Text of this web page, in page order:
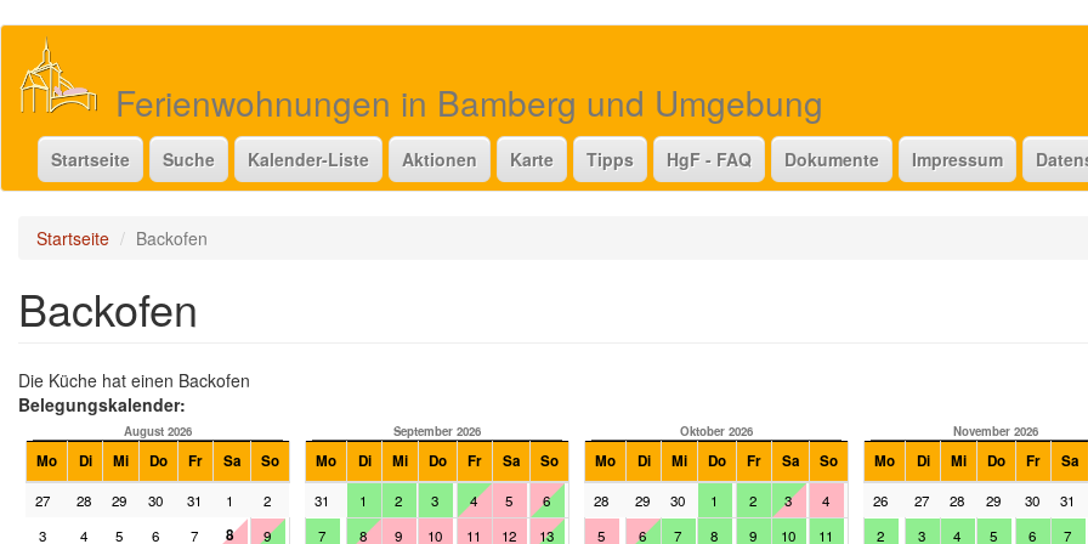
Direkt
Inhalt
Ferienwohnungen in Bamberg und Umgebung
Startseite Suche Kalender-Liste Aktionen Karte Tipps HgF - FAQ Dokumente Impressum
Startseite Backofen
Backofen
Die Küche hat einen Backofen
Belegungskalender:
August 2026
Mo Di Mi Do Fr Sa So
27 28 29 30 31 1
2
3
4 5 6 7 8
9
September 2026
Mo Di Mi Do Fr Sa So
31 1 2 3 4 5
6
7
8 9 10 11 12
13
Oktober 2026
Mo Di Mi Do Fr Sa So
28 29 30 1 2 3
4
5
6 7 8 9 10
11
November 2026
Mo Di Mi Do Fr Sa
26 27 28 29 30 31
2
3 4 5 6 7